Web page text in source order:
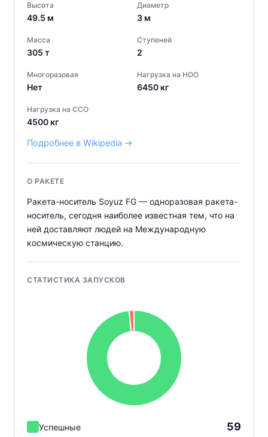
Высота
49.5 м
Диаметр
3 м
Масса
305 т
Ступеней
2
Многоразовая
Нет
Нагрузка на НОО
6450 кг
Нагрузка на ССО
4500 кг
Подробнее в Wikipedia →
О РАКЕТЕ
Ракета-носитель Soyuz FG — одноразовая ракета-
носитель, сегодня наиболее известная тем, что на
ней доставляют людей на Международную
космическую станцию.
СТАТИСТИКА ЗАПУСКОВ
Успешные 59